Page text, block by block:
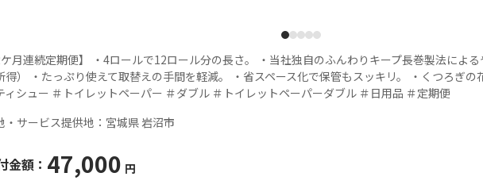
1 2 3 4 5
ケ月連続定期便】 ・4ロールで12ロール分の長さ。 ・当社独自のふんわりキープ長巻製法によ
得） ・たっぷり使えて取替えの手間を軽減。 ・省スペース化で保管もスッキリ。 ・くつろぎの
ィシュー ＃トイレットペーパー ＃ダブル ＃トイレットペーパーダブル ＃日用品 ＃定期便
・サービス提供地： 宮城県 岩沼市
金額： 47,000 円